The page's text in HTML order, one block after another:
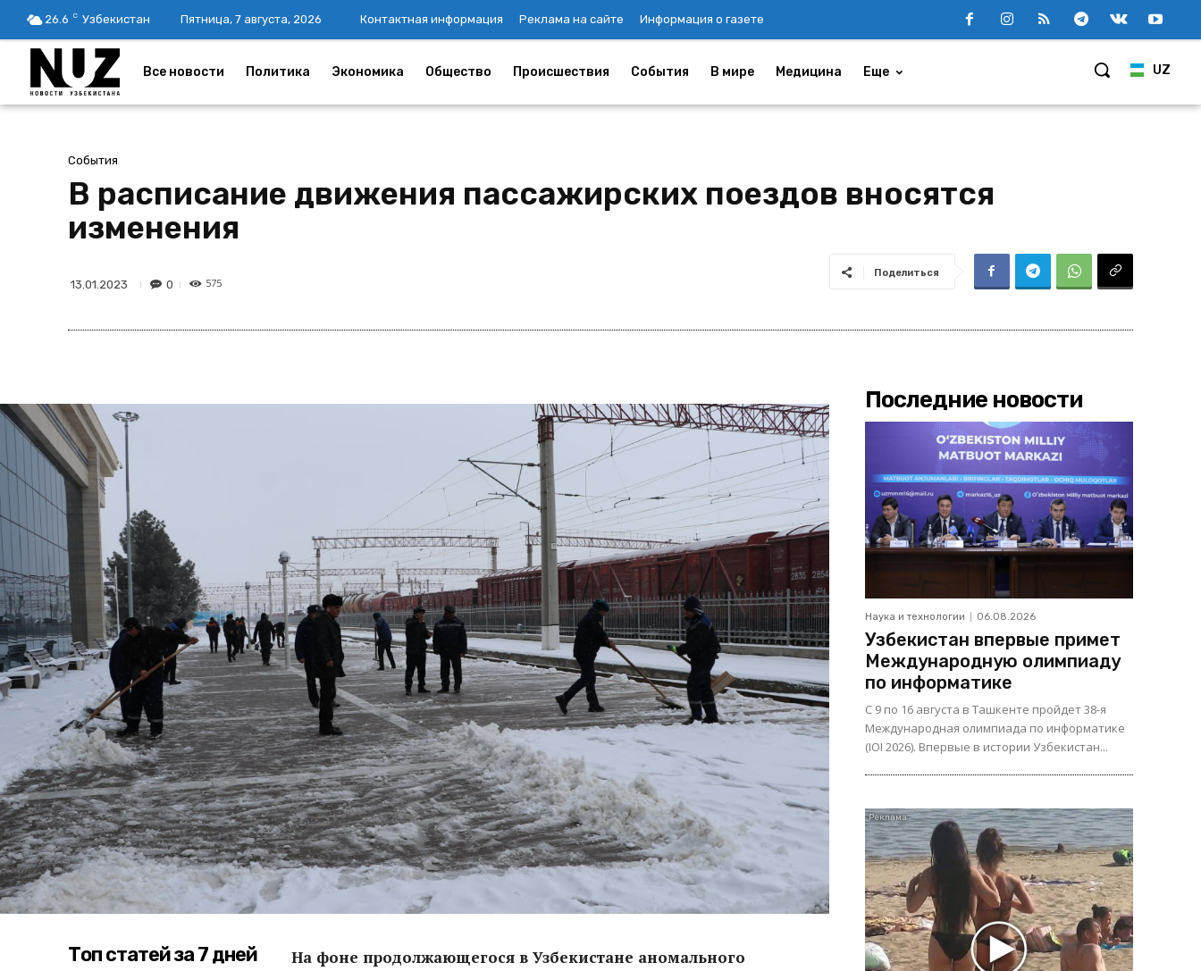
26.6 C Узбекистан Пятница, 7 августа, 2026 Контактная информация Реклама на сайте Информация о газете
UZ
Все новости Политика Экономика Общество Происшествия События В мире Медицина Еще
События
В расписание движения пассажирских поездов вносятся
изменения
13.01.2023 0 575
Поделиться
Топ статей за 7 дней
На фоне продолжающегося в Узбекистане аномального
Последние новости
Наука и технологии 06.08.2026
Узбекистан впервые примет
Международную олимпиаду
по информатике
С 9 по 16 августа в Ташкенте пройдет 38-я
Международная олимпиада по информатике
(IOI 2026). Впервые в истории Узбекистан...